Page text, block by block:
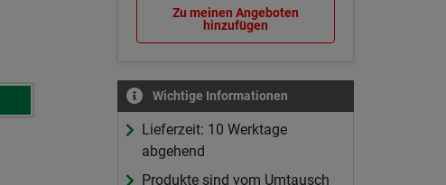
Zu meinen Angeboten
hinzufügen
Wichtige Informationen
Lieferzeit: 10 Werktage
abgehend
Produkte sind vom Umtausch